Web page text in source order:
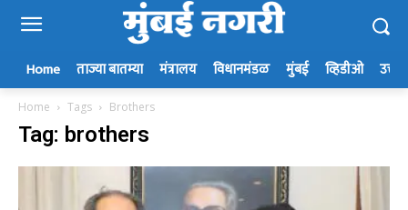
Home ताज्या बातम्या मंत्रालय विधानमंडळ मुंबई व्हिडीओ उत्तर
Home Tags Brothers
Tag: brothers